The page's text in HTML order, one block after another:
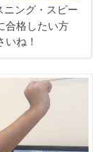
ニング・スピー
合格したい方
いね！